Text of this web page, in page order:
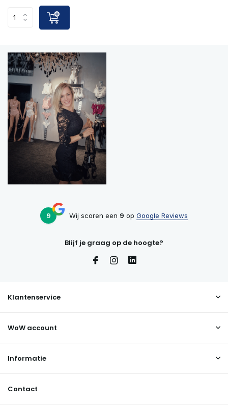
9 Wij scoren een 9 op Google Reviews
Blijf je graag op de hoogte?
Klantenservice
WoW account
Informatie
Contact